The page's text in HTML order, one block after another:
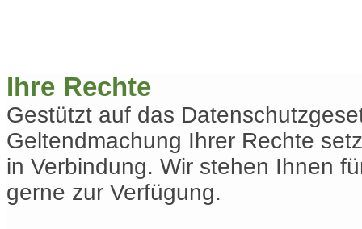
Ihre Rechte
Gestützt auf das
Geltendmachung Ihrer Rechte
in Verbindung. Wir stehen Ihnen
gerne zur Verfügung.